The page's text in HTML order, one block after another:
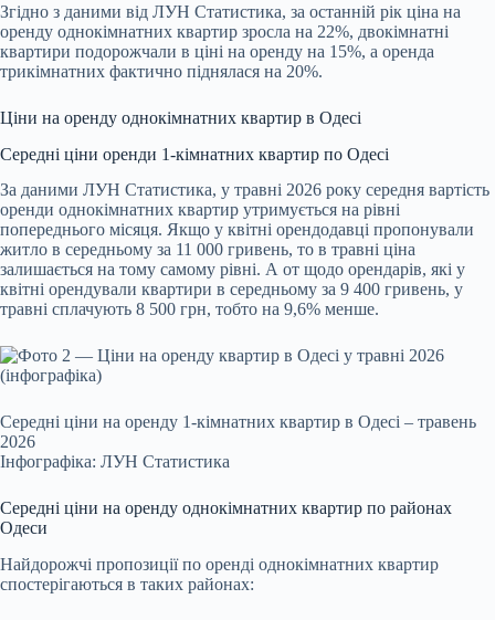
Згідно з даними від ЛУН Статистика, за останній рік ціна на
оренду однокімнатних квартир зросла на 22%, двокімнатні
квартири подорожчали в ціні на оренду на 15%, а оренда
трикімнатних фактично піднялася на 20%.
Ціни на оренду однокімнатних квартир в Одесі
Середні ціни оренди 1-кімнатних квартир по Одесі
За даними ЛУН Статистика, у травні 2026 року середня вартість
оренди однокімнатних квартир утримується на рівні
попереднього місяця. Якщо у квітні орендодавці пропонували
житло в середньому за 11 000 гривень, то в травні ціна
залишається на тому самому рівні. А от щодо орендарів, які у
квітні орендували квартири в середньому за 9 400 гривень, у
травні сплачують 8 500 грн, тобто на 9,6% менше.
Середні ціни на оренду 1-кімнатних квартир в Одесі – травень
2026
Інфографіка: ЛУН Статистика
Середні ціни на оренду однокімнатних квартир по районах
Одеси
Найдорожчі пропозиції по оренді однокімнатних квартир
спостерігаються в таких районах: